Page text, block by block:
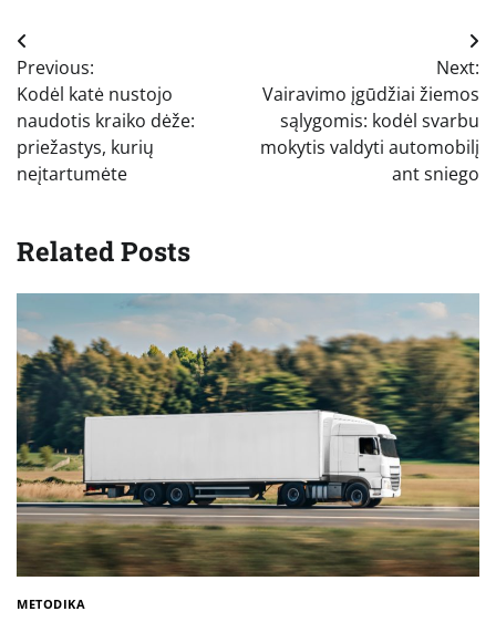
Navigacija
tarp
įrašų
Previous:
Kodėl katė nustojo
naudotis kraiko dėže:
priežastys, kurių
neįtartumėte
Next:
Vairavimo įgūdžiai žiemos
sąlygomis: kodėl svarbu
mokytis valdyti automobilį
ant sniego
Related Posts
METODIKA